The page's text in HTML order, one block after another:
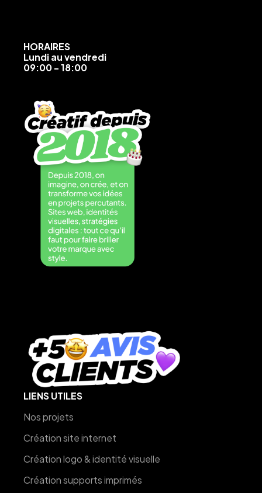
HORAIRES
Lundi au vendredi
09:00 - 18:00
LIENS UTILES
Nos projets
Création site internet
Création logo & identité visuelle
Création supports imprimés